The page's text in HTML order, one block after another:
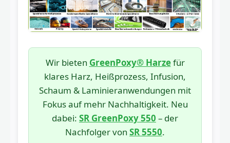
Wir bieten GreenPoxy® Harzefür
klares Harz, Heißprozess, Infusion,
Schaum & Laminieranwendungen mit
Fokus auf mehr Nachhaltigkeit. Neu
dabei: SR GreenPoxy 550 – der
Nachfolger von SR 5550.